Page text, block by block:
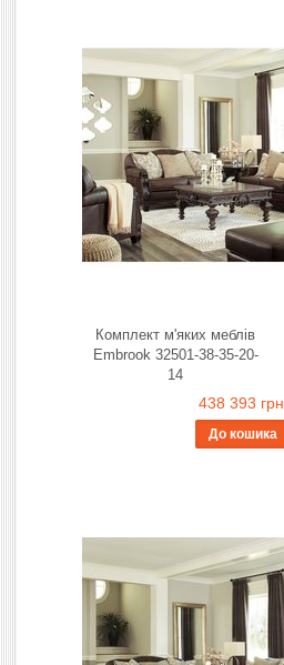
Комплект м'яких меблів
Embrook 32501-38-35-20-
14
438 393 грн.
До кошика